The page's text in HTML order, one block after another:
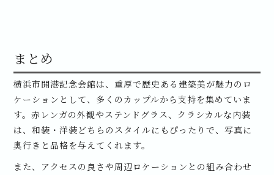
まとめ
横浜市開港記念会館は、重厚で歴史ある建築美が魅力のロ
ケーションとして、多くのカップルから支持を集めていま
す。赤レンガの外観やステンドグラス、クラシカルな内装
は、和装・洋装どちらのスタイルにもぴったりで、写真に
奥行きと品格を与えてくれます。
また、アクセスの良さや周辺ロケーションとの組み合わせ